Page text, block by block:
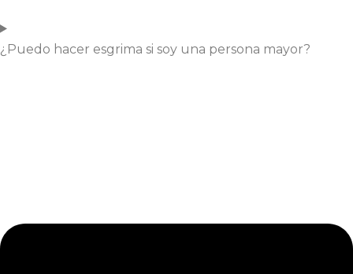
¿Puedo hacer esgrima si soy una persona mayor?